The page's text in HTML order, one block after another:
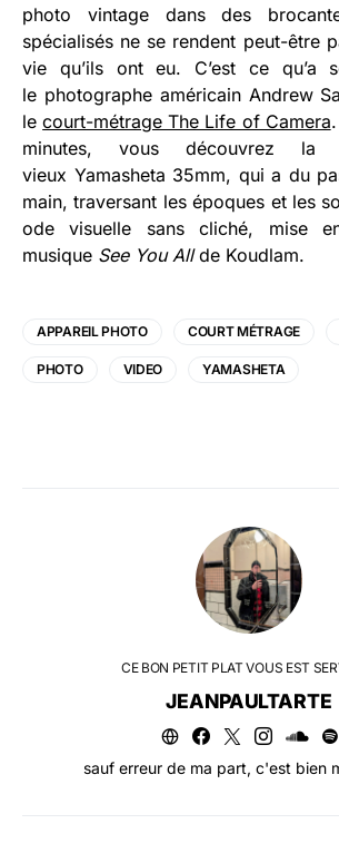
photo vintage dans des
spécialisés ne se rendent peut-être
vie qu’ils ont eu. C’est ce qu’a
le photographe américain Andrew
lecourt-métrage The Life of Camera
minutes, vous découvrez
vieux Yamasheta 35mm, qui a du
main, traversant les époques et les
ode visuelle sans cliché, mise
musique See You Allde Koudlam.
APPAREIL PHOTO COURT MÉTRAGE
PHOTO VIDEO YAMASHETA
CE BON PETIT PLAT VOUS EST
JEANPAULTARTE
sauf erreur de ma part, c'est bien